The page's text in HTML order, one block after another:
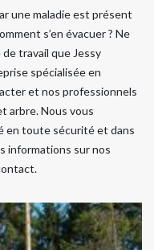
une maladie est présent
s’en évacuer ? Ne
travail que Jessy
spécialisée en
et nos professionnels
arbre. Nous vous
en toute sécurité et dans
informations sur nos